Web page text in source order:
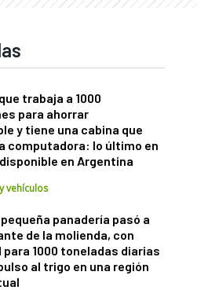
trabaja a 1000
para ahorrar
y tiene una cabina que
computadora: lo último en
en Argentina
vehículos
panadería pasó a
de la molienda, con
1000 toneladas diarias
al trigo en una región